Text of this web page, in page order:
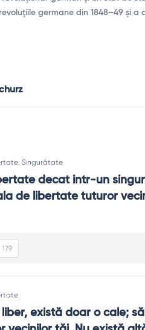
germane din 1848–49 și a
, Singurătate
decat intr-un
de libertate tuturor
179
liber, există doar o cale;